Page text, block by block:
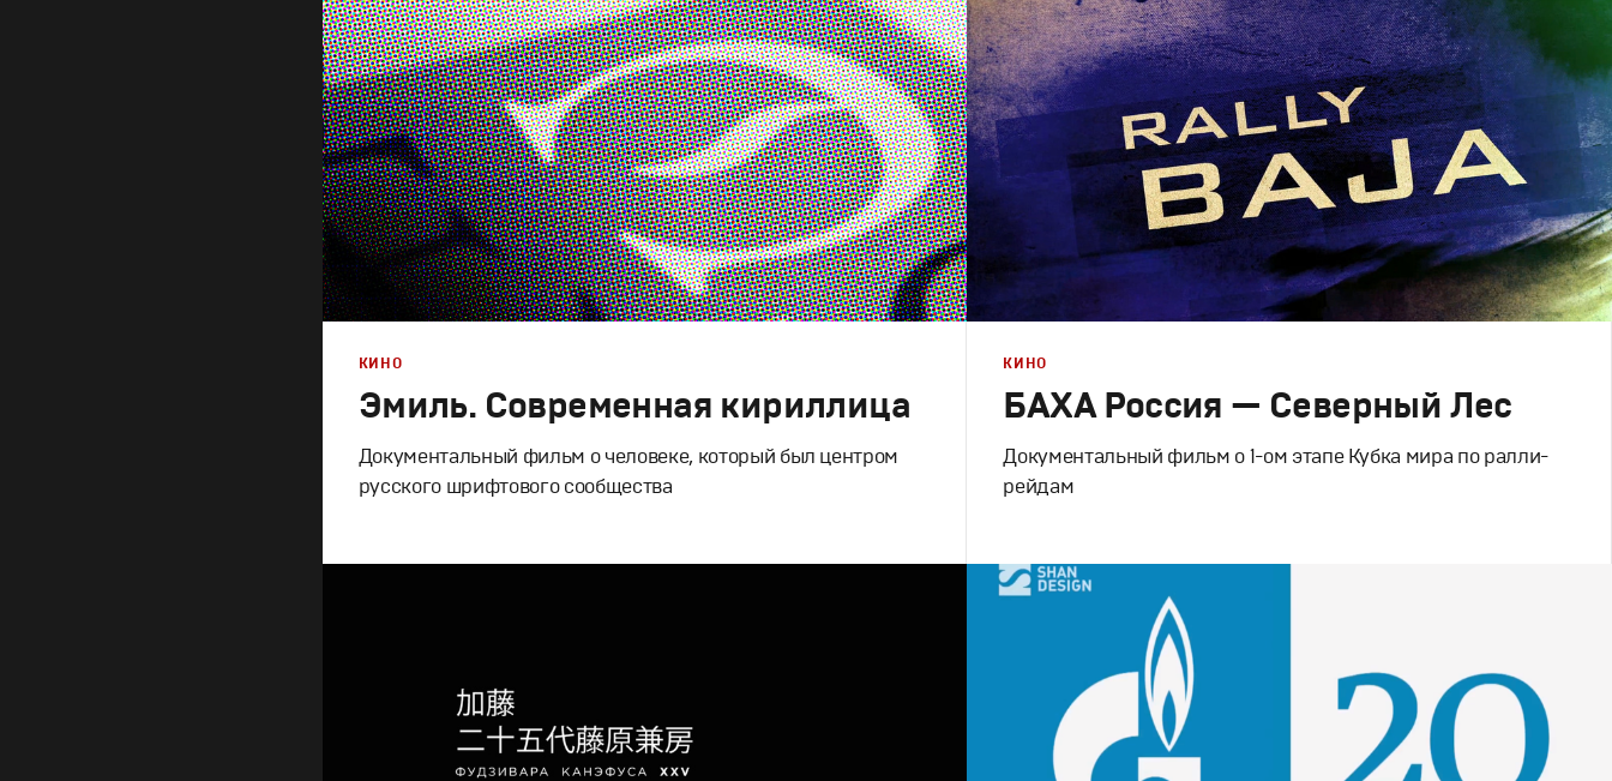
Дизайн,Кино
Графический дизайн,Документальное
Кино
Документальное
Эмиль. Современная кириллица
Документальный фильм о человеке, который был центром
русского шрифтового сообщества
КИНО
БАХА Россия — Северный Лес
Документальный фильм о 1-ом этапе Кубка мира по ралли-
рейдам
Кино
Документальное
КИНО